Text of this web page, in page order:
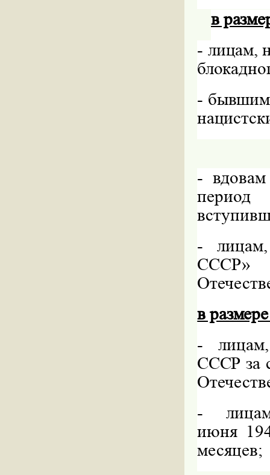
в
- лицам,
- бывшим
-
период
-
СССР»
в
-
СССР за
-
июня
месяцев;